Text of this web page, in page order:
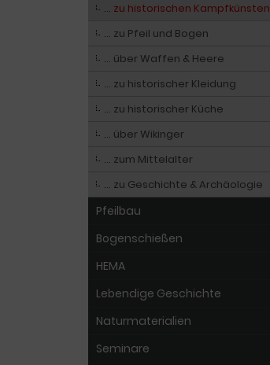
… zu historischen Kampfkünsten
… zu Pfeil und Bogen
… über Waffen & Heere
… zu historischer Kleidung
… zu historischer Küche
… über Wikinger
… zum Mittelalter
… zu Geschichte & Archäologie
Pfeilbau
Bogenschießen
HEMA
Lebendige Geschichte
Naturmaterialien
Seminare